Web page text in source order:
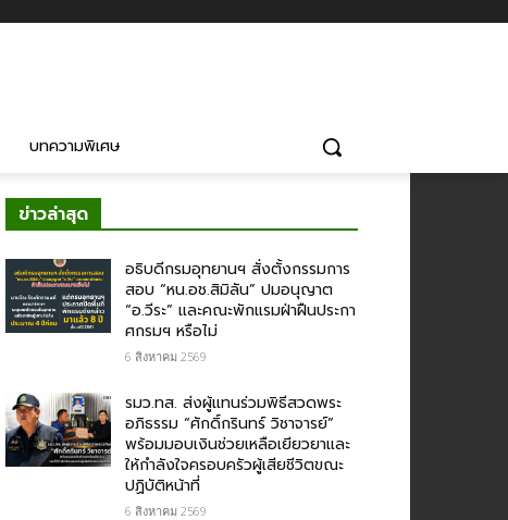
บทความพิเศษ
ข่าวล่าสุด
อธิบดีกรมอุทยานฯ​ สั่งตั้งกรรมการ
สอบ “หน.อช.สิมิลัน” ปมอนุญาต
“อ.วีระ” และคณะพักแรมฝ่าฝืนประกา
ศกรมฯ หรือไม่
6 สิงหาคม 2569
รมว.ทส. ส่งผู้แทนร่วมพิธีสวดพระ
อภิธรรม “ศักดิ์กรินทร์ วิชาจารย์”
พร้อมมอบเงินช่วยเหลือเยียวยาและ
ให้กำลังใจครอบครัวผู้เสียชีวิตขณะ
ปฏิบัติหน้าที่
6 สิงหาคม 2569